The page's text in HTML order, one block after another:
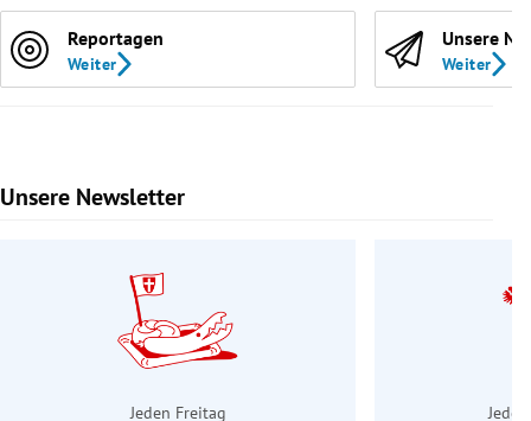
Reportagen
Weiter
Unsere
Weiter
Unsere Newsletter
Slide 1 von 9
Jeden Freitag